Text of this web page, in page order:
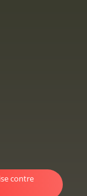
contre